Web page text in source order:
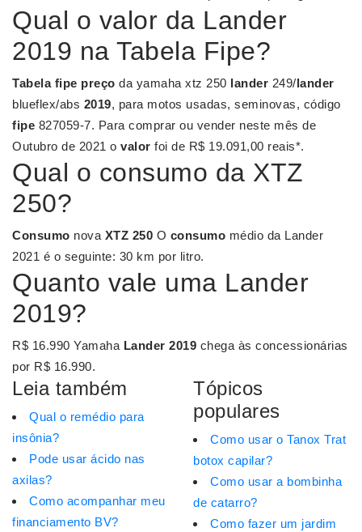
Qual o valor da Lander
2019 na Tabela Fipe?
Tabela fipe preço da yamaha xtz 250 lander 249/lander
blueflex/abs 2019, para motos usadas, seminovas, código
fipe 827059-7. Para comprar ou vender neste mês de
Outubro de 2021 o valor foi de R$ 19.091,00 reais*.
Qual o consumo da XTZ
250?
Consumo nova XTZ 250 O consumo médio da Lander
2021 é o seguinte: 30 km por litro.
Quanto vale uma Lander
2019?
R$ 16.990 Yamaha Lander 2019 chega às concessionárias
por R$ 16.990.
Leia também
Qual o remédio para
insônia?
Pode usar ácido nas
axilas?
Como acompanhar meu
financiamento BV?
Tópicos
populares
Como usar o Tanox Trat
botox capilar?
Como usar a bombinha
de catarro?
Como fazer um jardim